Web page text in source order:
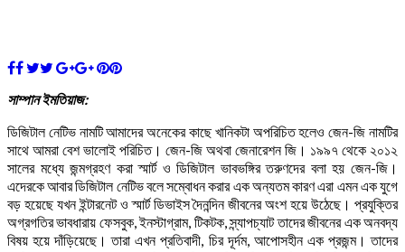
সাম্পান ইমতিয়াজ:
ডিজিটাল নেটিভ নামটি আমাদের অনেকের কাছে খানিকটা অপরিচিত হলেও জেন-জি নামটির
সাথে আমরা বেশ ভালোই পরিচিত। জেন-জি অথবা জেনারেশন জি। ১৯৯৭ থেকে ২০১২
সালের মধ্যে জন্মগ্রহণ করা স্মার্ট ও ডিজিটাল ভাবভঙ্গির তরুণদের বলা হয় জেন-জি।
এদেরকে আবার ডিজিটাল নেটিভ বলে সম্বোধন করার এক অন্যতম কারণ এরা এমন এক যুগে
বড় হয়েছে যখন ইন্টারনেট ও স্মার্ট ডিভাইস দৈনন্দিন জীবনের অংশ হয়ে উঠেছে। প্রযুক্তির
অগ্রগতির ভাবধারায় ফেসবুক, ইনস্টাগ্রাম, টিকটক, স্ন্যাপচ্যাট তাদের জীবনের এক অনবদ্য
বিষয় হয়ে দাঁড়িয়েছে। তারা এখন প্রতিবাদী, চির দূর্দম, আপোসহীন এক প্রজন্ম। তাদের